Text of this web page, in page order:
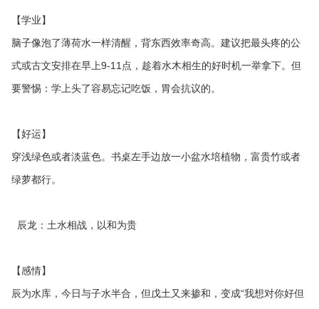
【学业】
脑子像泡了薄荷水一样清醒，背东西效率奇高。建议把最头疼的公
式或古文安排在早上9-11点，趁着水木相生的好时机一举拿下。但
要警惕：学上头了容易忘记吃饭，胃会抗议的。
【好运】
穿浅绿色或者淡蓝色。书桌左手边放一小盆水培植物，富贵竹或者
绿萝都行。
辰龙：土水相战，以和为贵
【感情】
辰为水库，今日与子水半合，但戊土又来掺和，变成“我想对你好但